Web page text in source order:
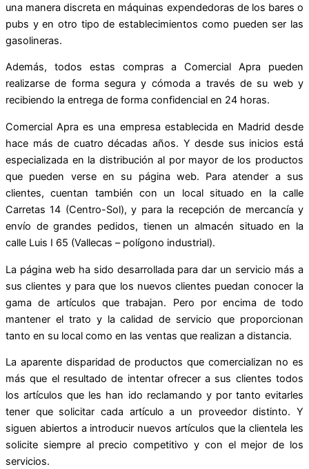
una manera discreta en máquinas expendedoras de los bares o
pubs y en otro tipo de establecimientos como pueden ser las
gasolineras.
Además, todos estas compras a Comercial Apra pueden
realizarse de forma segura y cómoda a través de su web y
recibiendo la entrega de forma confidencial en 24 horas.
Comercial Apra es una empresa establecida en Madrid desde
hace más de cuatro décadas años. Y desde sus inicios está
especializada en la distribución al por mayor de los productos
que pueden verse en su página web. Para atender a sus
clientes, cuentan también con un local situado en la calle
Carretas 14 (Centro-Sol), y para la recepción de mercancía y
envío de grandes pedidos, tienen un almacén situado en la
calle Luis I 65 (Vallecas – polígono industrial).
La página web ha sido desarrollada para dar un servicio más a
sus clientes y para que los nuevos clientes puedan conocer la
gama de artículos que trabajan. Pero por encima de todo
mantener el trato y la calidad de servicio que proporcionan
tanto en su local como en las ventas que realizan a distancia.
La aparente disparidad de productos que comercializan no es
más que el resultado de intentar ofrecer a sus clientes todos
los artículos que les han ido reclamando y por tanto evitarles
tener que solicitar cada artículo a un proveedor distinto. Y
siguen abiertos a introducir nuevos artículos que la clientela les
solicite siempre al precio competitivo y con el mejor de los
servicios.